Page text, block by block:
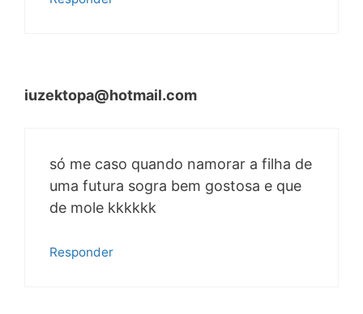
iuzektopa@hotmail.com
só me caso quando namorar a filha de
uma futura sogra bem gostosa e que
de mole kkkkkk
Responder